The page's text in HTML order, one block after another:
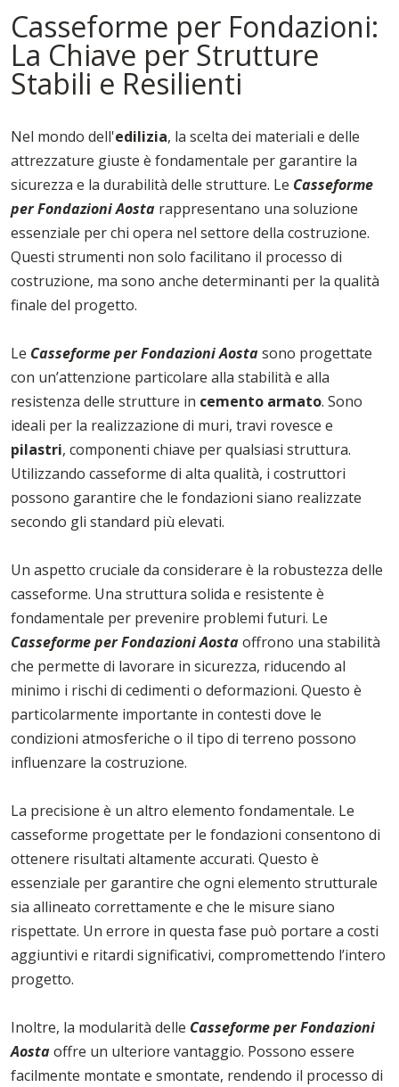
Casseforme per Fondazioni:
La Chiave per Strutture
Stabili e Resilienti
Nel mondo dell'edilizia, la scelta dei materiali e delle
attrezzature giuste è fondamentale per garantire la
sicurezza e la durabilità delle strutture. Le Casseforme
per Fondazioni Aosta rappresentano una soluzione
essenziale per chi opera nel settore della costruzione.
Questi strumenti non solo facilitano il processo di
costruzione, ma sono anche determinanti per la qualità
finale del progetto.
Le Casseforme per Fondazioni Aostasono progettate
con un’attenzione particolare alla stabilità e alla
resistenza delle strutture in cemento armato. Sono
ideali per la realizzazione di muri, travi rovesce e
pilastri, componenti chiave per qualsiasi struttura.
Utilizzando casseforme di alta qualità, i costruttori
possono garantire che le fondazioni siano realizzate
secondo gli standard più elevati.
Un aspetto cruciale da considerare è la robustezza delle
casseforme. Una struttura solida e resistente è
fondamentale per prevenire problemi futuri. Le
Casseforme per Fondazioni Aostaoffrono una stabilità
che permette di lavorare in sicurezza, riducendo al
minimo i rischi di cedimenti o deformazioni. Questo è
particolarmente importante in contesti dove le
condizioni atmosferiche o il tipo di terreno possono
influenzare la costruzione.
La precisione è un altro elemento fondamentale. Le
casseforme progettate per le fondazioni consentono di
ottenere risultati altamente accurati. Questo è
essenziale per garantire che ogni elemento strutturale
sia allineato correttamente e che le misure siano
rispettate. Un errore in questa fase può portare a costi
aggiuntivi e ritardi significativi, compromettendo l’intero
progetto.
Inoltre, la modularità delle Casseforme per Fondazioni
Aostaoffre un ulteriore vantaggio. Possono essere
facilmente montate e smontate, rendendo il processo di